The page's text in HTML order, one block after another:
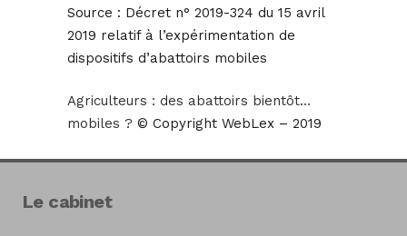
Source : Décret n° 2019-324 du 15 avril
2019 relatif à l’expérimentation de
dispositifs d’abattoirs mobiles
Agriculteurs : des abattoirs bientôt…
mobiles ? © Copyright WebLex – 2019
Le cabinet